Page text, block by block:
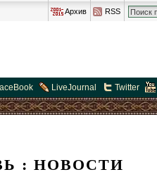
Архив RSS
LiveJournal Twitter
: НОВОСТИ